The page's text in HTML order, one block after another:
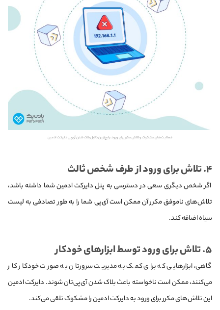
فعالیت‌های مشکوک و تلاش مکرر برای ورود، رایج‌ترین دلایل بلاک شدن آی پی دایرکت ادمین
۴. تلاش‌ برای ورود از طرف شخص ثالث
اگر شخص دیگری سعی در دسترسی به پنل دایرکت ادمین شما داشته باشد،
تلاش‌های ناموفق مکرر آن‌ ممکن است آی‌پی شما را به طور تصادفی به لیست
سیاه اضافه کند.
۵. تلاش برای ورود توسط ابزارهای خودکار
گاهی، ابزارهایی که برای کمک به مدیریت سرورتان به صورت خودکار کار
می‌کنند، ممکن است ناخواسته باعث بلاک شدن آی‌پی‌تان شوند. دایرکت ادمین
این تلاش‌های مکرر برای ورود به دایرکت ادمین را مشکوک تلقی می‌کند.